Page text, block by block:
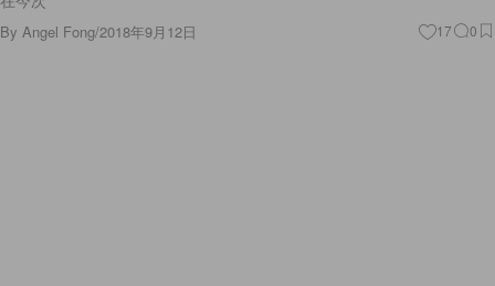
By Angel Fong/2018年9月12日 17 0